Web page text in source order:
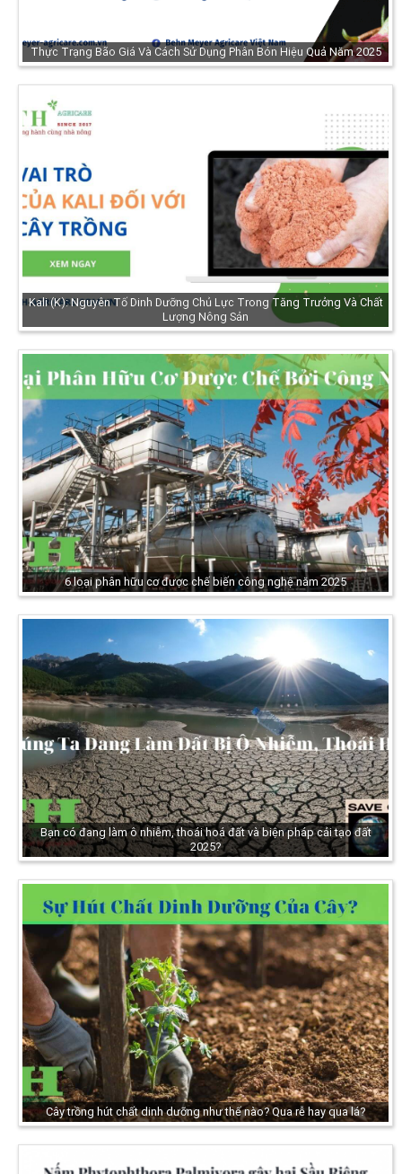
Thực Trạng Bão Giá Và Cách Sử Dụng Phân Bón Hiệu Quả Năm 2025
Kali (K): Nguyên Tố Dinh Dưỡng Chủ Lực Trong Tăng Trưởng Và Chất
Lượng Nông Sản
6 loại phân hữu cơ được chế biến công nghệ năm 2025
Bạn có đang làm ô nhiễm, thoái hoá đất và biện pháp cải tạo đất
2025?
Cây trồng hút chất dinh dưỡng như thế nào? Qua rễ hay qua lá?